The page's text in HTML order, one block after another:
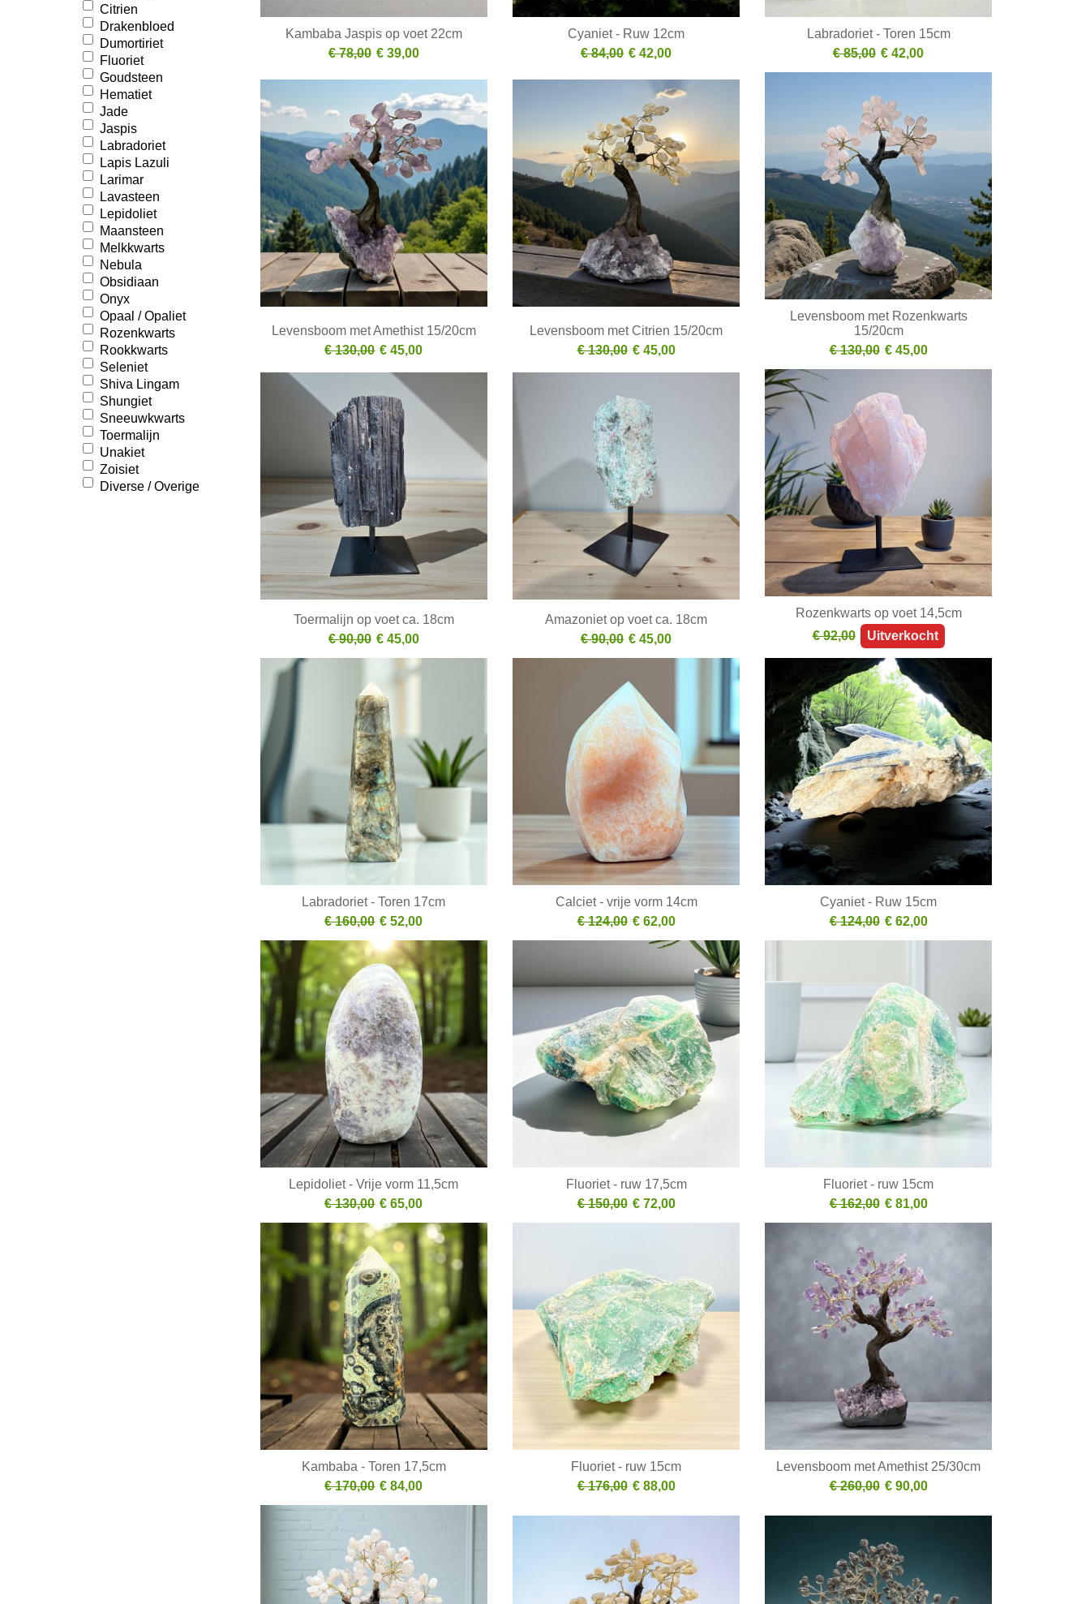
Citrien
Drakenbloed
Dumortiriet
Fluoriet
Goudsteen
Hematiet
Jade
Jaspis
Labradoriet
Lapis Lazuli
Larimar
Lavasteen
Lepidoliet
Maansteen
Melkkwarts
Nebula
Obsidiaan
Onyx
Opaal / Opaliet
Rozenkwarts
Rookkwarts
Seleniet
Shiva Lingam
Shungiet
Sneeuwkwarts
Toermalijn
Unakiet
Zoisiet
Diverse / Overige
Kambaba Jaspis op voet 22cm
€ 78,00 € 39,00
Cyaniet - Ruw 12cm
€ 84,00 € 42,00
Labradoriet - Toren 15cm
€ 85,00 € 42,00
Levensboom met Amethist 15/20cm
€ 130,00 € 45,00
Levensboom met Citrien 15/20cm
€ 130,00 € 45,00
Levensboom met Rozenkwarts
15/20cm
€ 130,00 € 45,00
Toermalijn op voet ca. 18cm
€ 90,00 € 45,00
Amazoniet op voet ca. 18cm
€ 90,00 € 45,00
Rozenkwarts op voet 14,5cm
€ 92,00
Uitverkocht
Labradoriet - Toren 17cm
€ 160,00 € 52,00
Calciet - vrije vorm 14cm
€ 124,00 € 62,00
Cyaniet - Ruw 15cm
€ 124,00 € 62,00
Lepidoliet - Vrije vorm 11,5cm
€ 130,00 € 65,00
Fluoriet - ruw 17,5cm
€ 150,00 € 72,00
Fluoriet - ruw 15cm
€ 162,00 € 81,00
Kambaba - Toren 17,5cm
€ 170,00 € 84,00
Fluoriet - ruw 15cm
€ 176,00 € 88,00
Levensboom met Amethist 25/30cm
€ 260,00 € 90,00